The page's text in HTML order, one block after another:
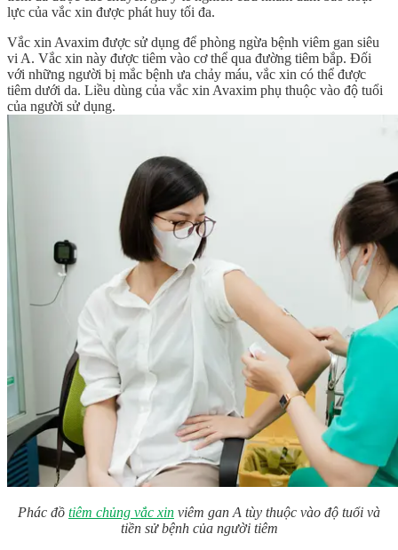
lực của vắc xin được phát huy tối đa.
Vắc xin Avaxim được sử dụng để phòng ngừa bệnh viêm gan siêu
vi A. Vắc xin này được tiêm vào cơ thể qua đường tiêm bắp. Đối
với những người bị mắc bệnh ưa chảy máu, vắc xin có thể được
tiêm dưới da. Liều dùng của vắc xin Avaxim phụ thuộc vào độ tuổi
của người sử dụng.
Phác đồ tiêm chủng vắc xin viêm gan A tùy thuộc vào độ tuổi và
tiền sử bệnh của người tiêm